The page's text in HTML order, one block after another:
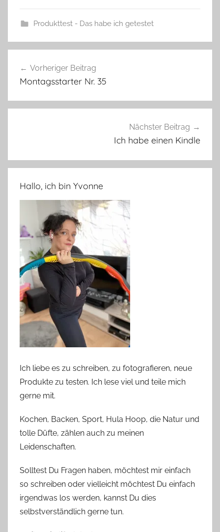
Produkttest - Das habe ich getestet
Vorheriger Beitrag
Montagsstarter Nr. 35
Nächster Beitrag
Ich habe einen Kindle
Hallo, ich bin Yvonne
Ich liebe es zu schreiben, zu fotografieren, neue
Produkte zu testen. Ich lese viel und teile mich
gerne mit.
Kochen, Backen, Sport, Hula Hoop, die Natur und
tolle Düfte, zählen auch zu meinen
Leidenschaften.
Solltest Du Fragen haben, möchtest mir einfach
so schreiben oder vielleicht möchtest Du einfach
irgendwas los werden, kannst Du dies
selbstverständlich gerne tun.